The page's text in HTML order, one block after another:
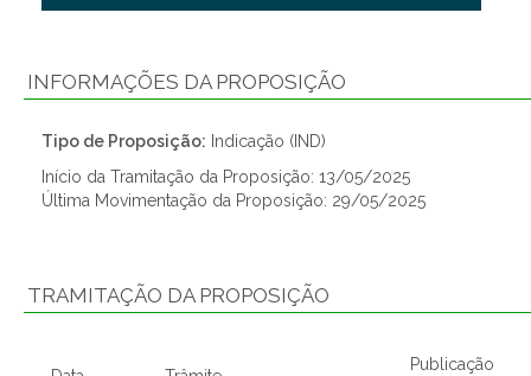
INFORMAÇÕES DA PROPOSIÇÃO
Tipo de Proposição: Indicação (IND)
Início da Tramitação da Proposição: 13/05/2025
Última Movimentação da Proposição: 29/05/2025
TRAMITAÇÃO DA PROPOSIÇÃO
Publicação